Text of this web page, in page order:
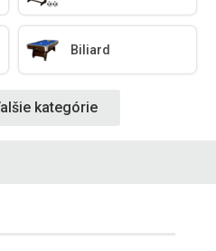
Biliard
kategórie